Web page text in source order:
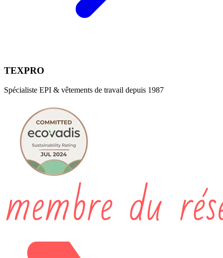
TEXPRO
Spécialiste EPI & vêtements de travail depuis 1987